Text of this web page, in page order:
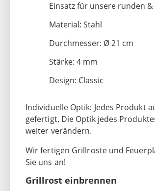
Einsatz für unsere runden
Material: Stahl
Durchmesser: Ø 21 cm
Stärke: 4 mm
Design: Classic
Individuelle Optik: Jedes Produkt
gefertigt. Die Optik jedes
weiter verändern.
Wir fertigen Grillroste und
Sie uns an!
Grillrost einbrennen